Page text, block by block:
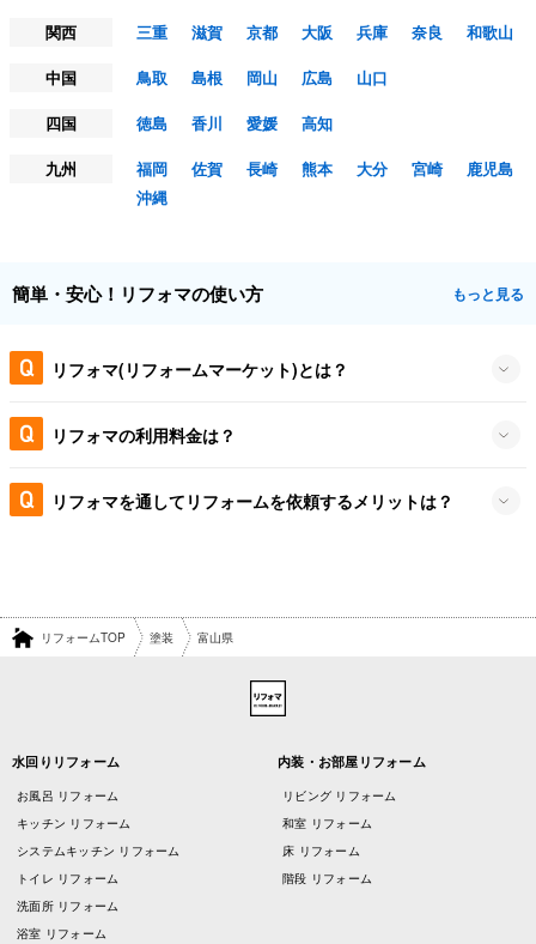
関西
三重 滋賀 京都 大阪 兵庫 奈良
和歌山
中国
鳥取 島根 岡山 広島
山口
四国
徳島 香川 愛媛
高知
九州
福岡 佐賀 長崎 熊本 大分 宮崎
鹿児島
沖縄
簡単・安心！リフォマの使い方 もっと見る
リフォマ(リフォームマーケット)とは？
リフォマの利用料金は？
リフォマを通してリフォームを依頼するメリットは？
リフォームTOP 塗装 富山県
水回りリフォーム
お風呂 リフォーム
キッチン リフォーム
システムキッチン リフォーム
トイレ リフォーム
洗面所 リフォーム
浴室 リフォーム
内装・お部屋リフォーム
リビング リフォーム
和室 リフォーム
床 リフォーム
階段 リフォーム